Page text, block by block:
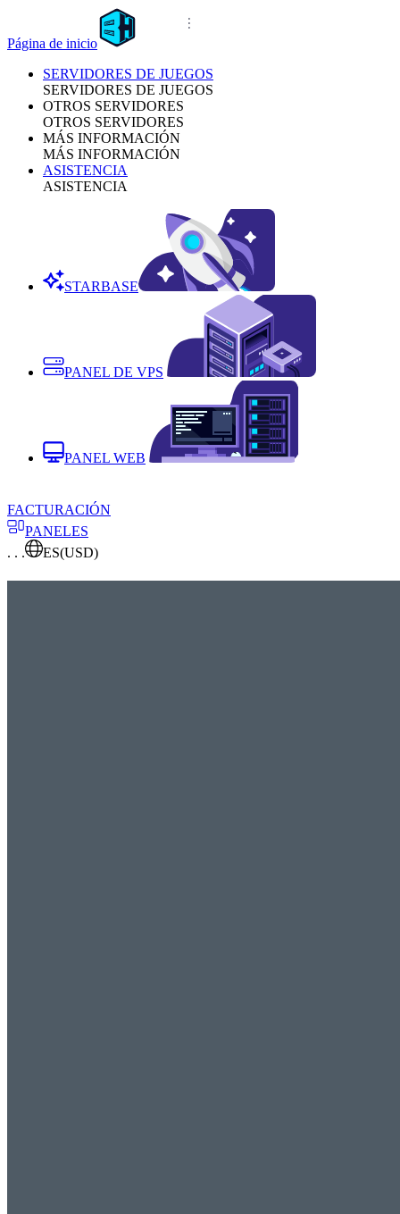
Página de inicio
SERVIDORES DE JUEGOS
SERVIDORES DE JUEGOS
OTROS SERVIDORES
OTROS SERVIDORES
MÁS INFORMACIÓN
MÁS INFORMACIÓN
ASISTENCIA
ASISTENCIA
STARBASE
PANEL DE VPS
PANEL WEB
FACTURACIÓN
PANELES
. . .
ES(USD)